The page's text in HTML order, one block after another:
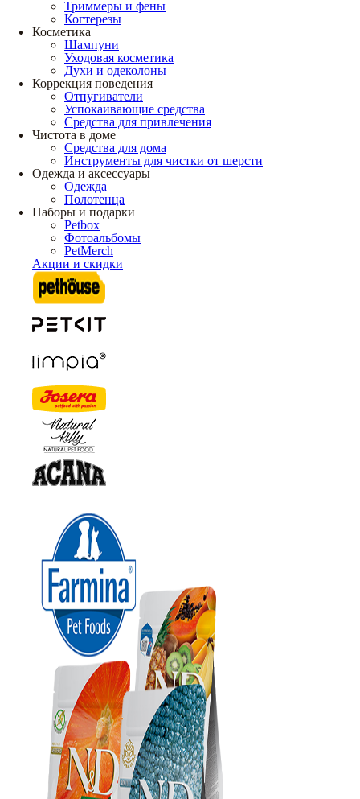
Триммеры и фены
Когтерезы
Косметика
Шампуни
Уходовая косметика
Духи и одеколоны
Коррекция поведения
Отпугиватели
Успокаивающие средства
Средства для привлечения
Чистота в доме
Средства для дома
Инструменты для чистки от шерсти
Одежда и аксессуары
Одежда
Полотенца
Наборы и подарки
Petbox
Фотоальбомы
PetMerch
Акции и скидки